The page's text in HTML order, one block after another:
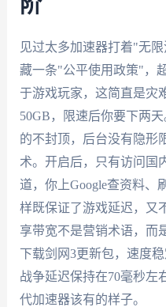
阶
见过太多加速器打着"无
藏一条"公平使用政策"，
于游戏玩家，这简直是灾
50GB，限速后你要下两天
的不封顶，后台没有隐形
术。开启后，只有访问国
道，你上Google查资料、
样既保证了游戏延迟，又
享带宽不是营销术语，而
下载剑网3更新包，速度
战争延迟保持在70毫秒左
代加速器该有的样子。